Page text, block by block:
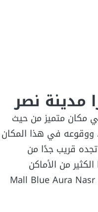
مدينة نصر
مكان متميز من حيث
ووقوعه في هذا المكان
تجده قريب جدًا من
من الأماكن
الخدمية التي تخدم بالفعل عملاء Mall Blue Aura Nasr